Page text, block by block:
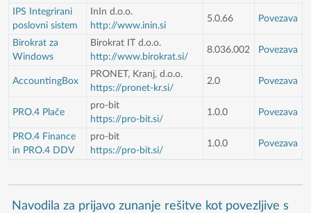
IPS Integrirani
poslovni sistem
InIn d.o.o.
http://www.inin.si
5.0.66 Povezava
Birokrat za
Windows
Birokrat IT d.o.o.
http://www.birokrat.si/
8.036.002 Povezava
AccountingBox
PRONET, Kranj, d.o.o.
https://pronet-kr.si/
2.0 Povezava
PRO.4 Plače
pro-bit
https://pro-bit.si/
1.0.0 Povezava
PRO.4 Finance
in PRO.4 DDV
pro-bit
https://pro-bit.si/
1.0.0 Povezava
Navodila za prijavo zunanje rešitve kot povezljive s